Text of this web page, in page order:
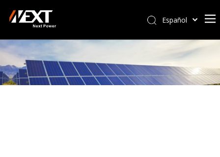
Español
Kiswahili
ไทย
Italiano